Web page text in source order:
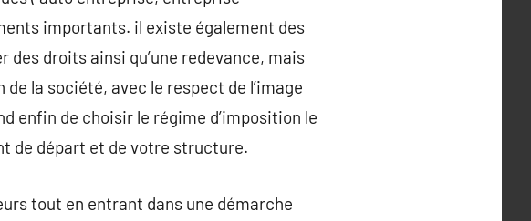
importants. il existe également des
droits ainsi qu’une redevance, mais
la société, avec le respect de l’image
enfin de choisir le régime d’imposition le
de départ et de votre structure.
tout en entrant dans une démarche